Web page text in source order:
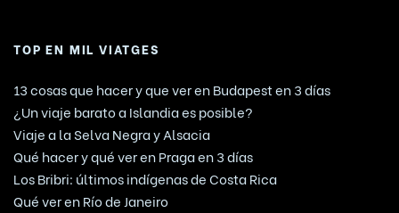
TOP EN MIL VIATGES
13 cosas que hacer y que ver en Budapest en 3 días
¿Un viaje barato a Islandia es posible?
Viaje a la Selva Negra y Alsacia
Qué hacer y qué ver en Praga en 3 días
Los Bribri: últimos indígenas de Costa Rica
Qué ver en Río de Janeiro